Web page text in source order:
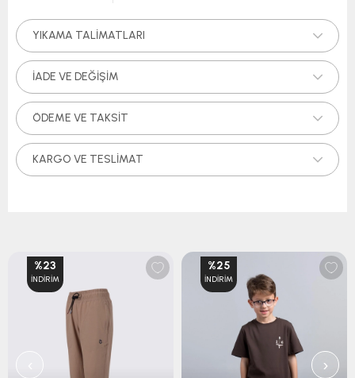
YIKAMA TALIMATLARI
İADE VE DEĞIŞIM
ÖDEME VE TAKSIT
KARGO VE TESLIMAT
%23
İNDIRIM
%25
İNDIRIM
‹ ›